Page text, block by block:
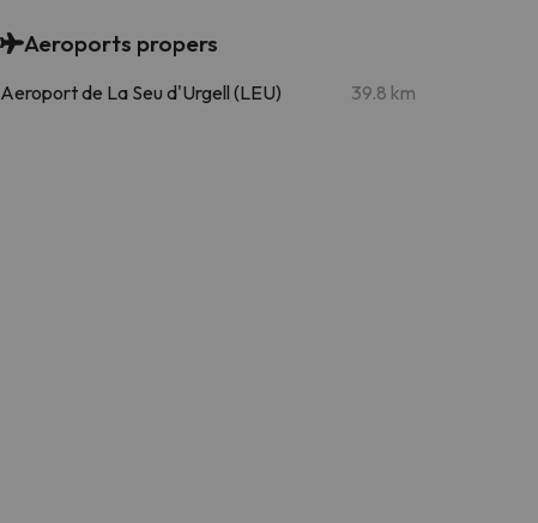
Aeroports propers
Aeroport de La Seu d'Urgell (LEU) 39.8 km